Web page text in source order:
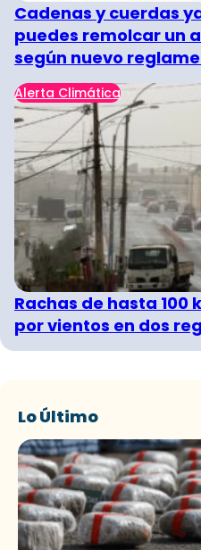
Cadenas y cuerdas
puedes remolcar un
según nuevo
Alerta Climática
Rachas de hasta 100
por vientos en dos
Lo Último